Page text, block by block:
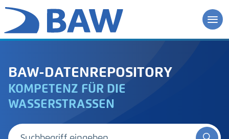
BAW-DATENREPOSITORY
KOMPETENZ FÜR DIE
WASSERSTRASSEN